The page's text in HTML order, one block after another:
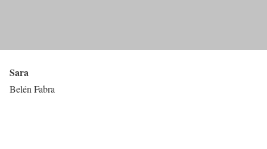
Sara
Belén Fabra